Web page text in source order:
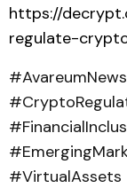
https://
regulate-
#VirtualAssets